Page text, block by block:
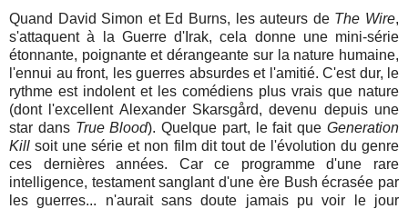
Quand David Simon et Ed Burns, les auteurs de The Wire,
s'attaquent à la Guerre d'Irak, cela donne une mini-série
étonnante, poignante et dérangeante sur la nature humaine,
l'ennui au front, les guerres absurdes et l'amitié. C'est dur, le
rythme est indolent et les comédiens plus vrais que nature
(dont l'excellent Alexander Skarsgård, devenu depuis une
star dans True Blood). Quelque part, le fait queGeneration
Kill soit une série et non film dit tout de l'évolution du genre
ces dernières années. Car ce programme d'une rare
intelligence, testament sanglant d'une ère Bush écrasée par
les guerres... n'aurait sans doute jamais pu voir le jour